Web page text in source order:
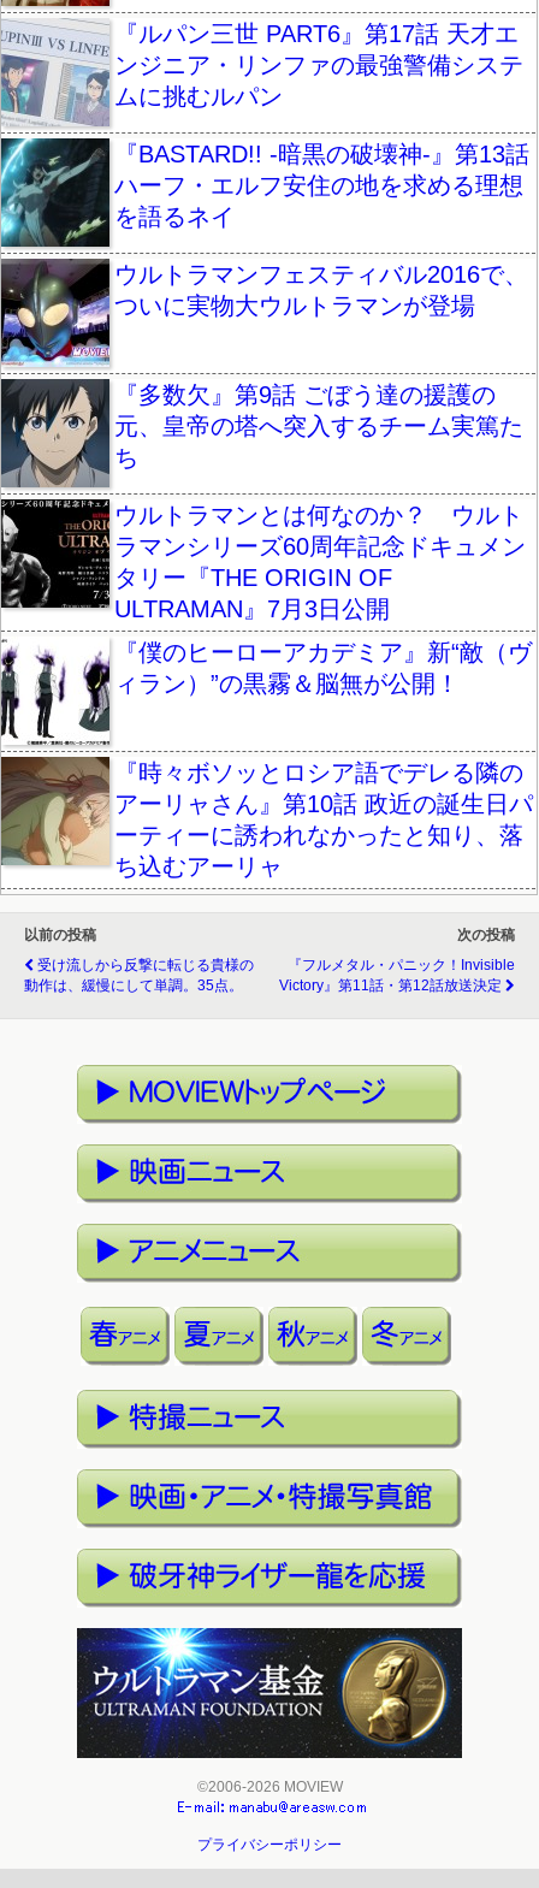
『ルパン三世 PART6』第17話 天才エ
ンジニア・リンファの最強警備システ
ムに挑むルパン
『BASTARD!! -暗黒の破壊神-』第13話
ハーフ・エルフ安住の地を求める理想
を語るネイ
ウルトラマンフェスティバル2016で、
ついに実物大ウルトラマンが登場
『多数欠』第9話 ごぼう達の援護の
元、皇帝の塔へ突入するチーム実篤た
ち
ウルトラマンとは何なのか？ ウルト
ラマンシリーズ60周年記念ドキュメン
タリー『THE ORIGIN OF
ULTRAMAN』7月3日公開
『僕のヒーローアカデミア』新“敵（ヴ
ィラン）”の黒霧＆脳無が公開！
『時々ボソッとロシア語でデレる隣の
アーリャさん』第10話 政近の誕生日パ
ーティーに誘われなかったと知り、落
ち込むアーリャ
以前の投稿
受け流しから反撃に転じる貴様の
動作は、緩慢にして単調。35点。
次の投稿
『フルメタル・パニック！Invisible
Victory』第11話・第12話放送決定
©2006-2026 MOVIEW
プライバシーポリシー